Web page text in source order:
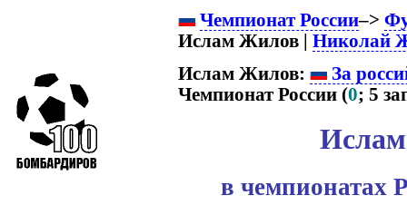
Чемпионат России–>
Ислам Жилов | Николай
Ислам Жилов:
За
Чемпионат России (0; 5
в чемпионатах